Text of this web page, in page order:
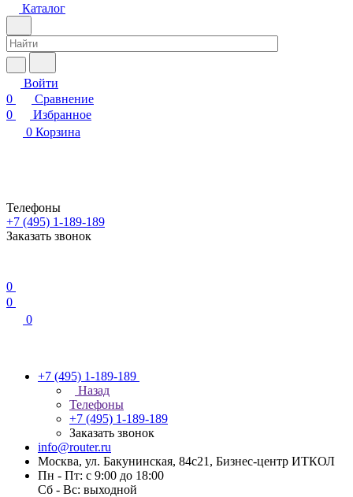
Каталог
Войти
0
Сравнение
0
Избранное
0 Корзина
Телефоны
+7 (495) 1-189-189
Заказать звонок
0
0
0
+7 (495) 1-189-189
Назад
Телефоны
+7 (495) 1-189-189
Заказать звонок
info@router.ru
Москва, ул. Бакунинская, 84с21, Бизнес-центр ИТКОЛ
Пн - Пт: с 9:00 до 18:00
Cб - Вс: выходной